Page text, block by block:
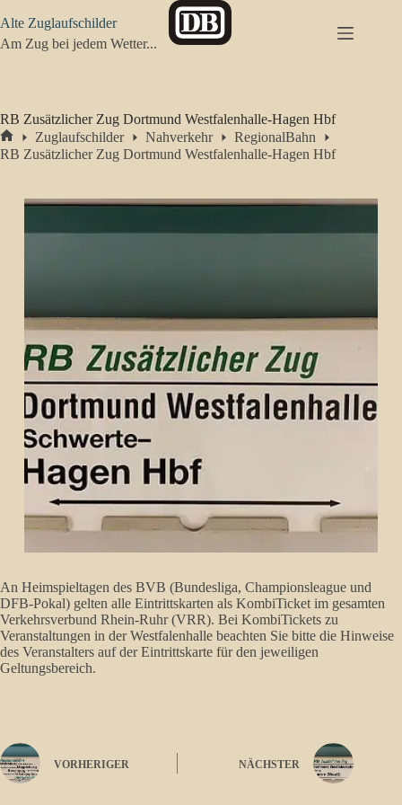
Inhalt
springen
Alte Zuglaufschilder
Am Zug bei jedem Wetter...
RB Zusätzlicher Zug Dortmund Westfalenhalle-Hagen Hbf
Start
Zuglaufschilder Nahverkehr
RegionalBahn
RB Zusätzlicher Zug Dortmund Westfalenhalle-Hagen Hbf
An Heimspieltagen des BVB (Bundesliga, Championsleague und
DFB-Pokal) gelten alle Eintrittskarten als KombiTicket im gesamten
Verkehrsverbund Rhein-Ruhr (VRR). Bei KombiTickets zu
Veranstaltungen in der Westfalenhalle beachten Sie bitte die Hinweise
des Veranstalters auf der Eintrittskarte für den jeweiligen
Geltungsbereich.
VORHERIGER NÄCHSTER